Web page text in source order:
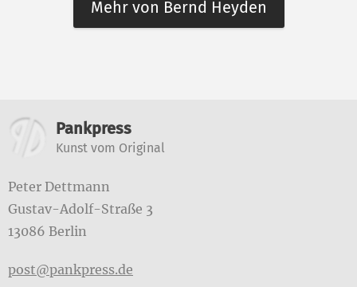
Mehr von Bernd Heyden
Weitere Informationen
Pankpress
Kunst vom Original
Peter Dettmann
Gustav-Adolf-Straße 3
13086 Berlin
post@pankpress.de